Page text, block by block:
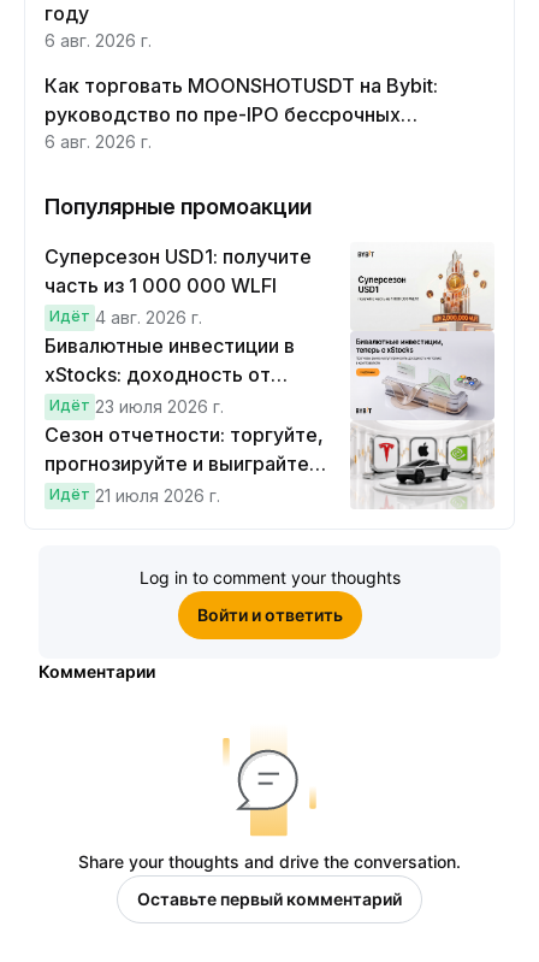
году
6 авг. 2026 г.
Как торговать MOONSHOTUSDT на Bybit:
руководство по пре-IPO бессрочных
контрактов Moonshot AI
6 авг. 2026 г.
Популярные промоакции
Суперсезон USD1: получите
часть из 1 000 000 WLFI
Идёт 4 авг. 2026 г.
Бивалютные инвестиции в
xStocks: доходность от
прогнозов
Идёт 23 июля 2026 г.
Сезон отчетности: торгуйте,
прогнозируйте и выиграйте
Cybertruck!
Идёт 21 июля 2026 г.
Log in to comment your thoughts
Войти и ответить
Комментарии
Share your thoughts and drive the conversation.
Оставьте первый комментарий